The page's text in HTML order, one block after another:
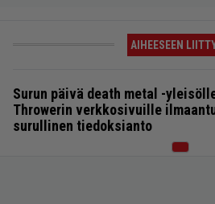
AIHEESEEN
Surun päivä death metal -
Throwerin verkkosivuille
surullinen tiedoksianto